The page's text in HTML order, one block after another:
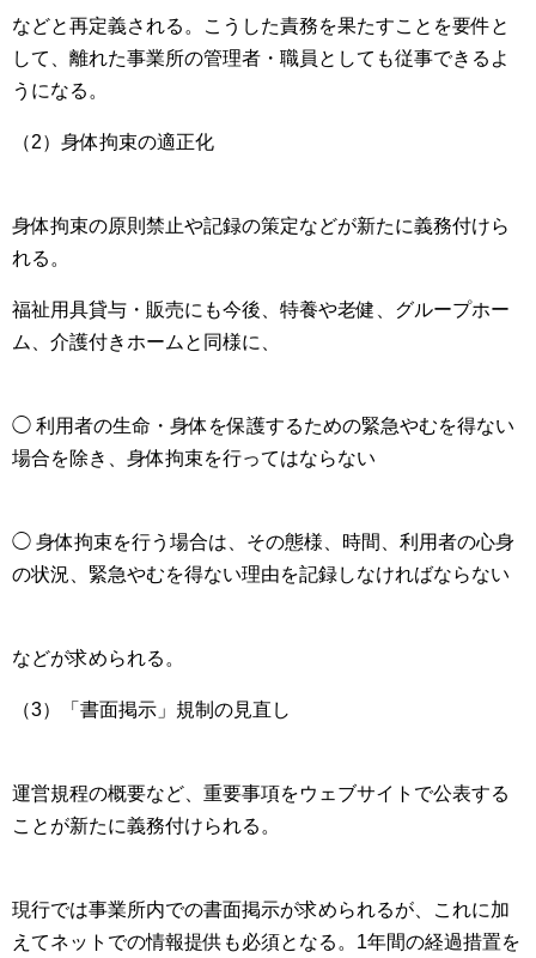
などと再定義される。こうした責務を果たすことを要件と
して、離れた事業所の管理者・職員としても従事できるよ
うになる。
（2）身体拘束の適正化
身体拘束の原則禁止や記録の策定などが新たに義務付けら
れる。
福祉用具貸与・販売にも今後、特養や老健、グループホー
ム、介護付きホームと同様に、
◯ 利用者の生命・身体を保護するための緊急やむを得ない
場合を除き、身体拘束を行ってはならない
◯ 身体拘束を行う場合は、その態様、時間、利用者の心身
の状況、緊急やむを得ない理由を記録しなければならない
などが求められる。
（3）「書面掲示」規制の見直し
運営規程の概要など、重要事項をウェブサイトで公表する
ことが新たに義務付けられる。
現行では事業所内での書面掲示が求められるが、これに加
えてネットでの情報提供も必須となる。1年間の経過措置を